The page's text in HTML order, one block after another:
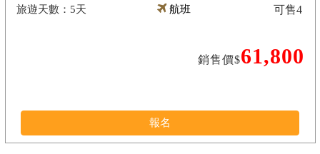
5天 航班
銷售價$61,800
可售4
報名